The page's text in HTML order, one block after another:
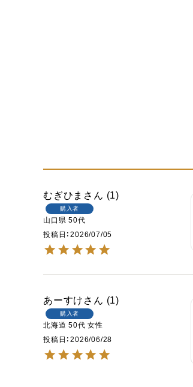
むぎひま 1
購入者
山口県 50代
投稿日
2026/07/05
あーすけ 1
購入者
北海道 50代 女性
投稿日
2026/06/28